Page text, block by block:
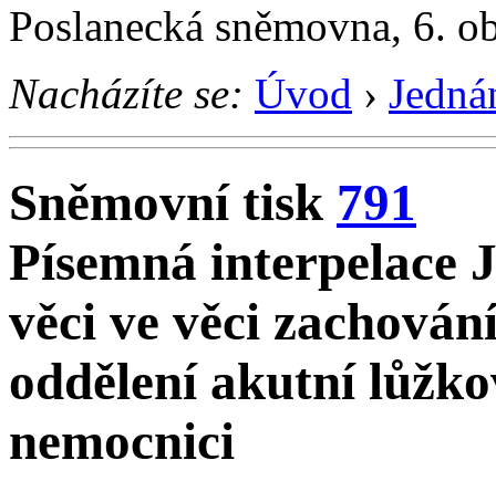
Poslanecká sněmovna, 6.
Nacházíte se: Úvod ›
Sněmovní tisk 791
Písemná interpelace
věci ve věci
oddělení akutní
nemocnici